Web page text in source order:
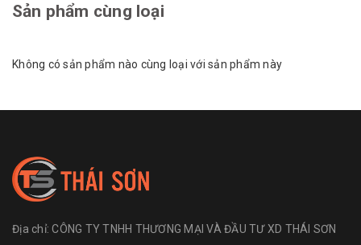
Sản phẩm cùng loại
Không có sản phẩm nào cùng loại với sản phẩm này
Địa chỉ:CÔNG TY TNHH THƯƠNG MẠI VÀ ĐẦU TƯ XD THÁI SƠN